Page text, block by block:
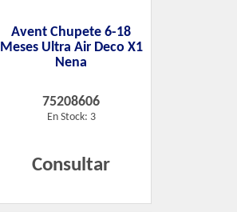
Avent Chupete 6-18
Meses Ultra Air Deco X1
Nena
75208606
En Stock: 3
Consultar